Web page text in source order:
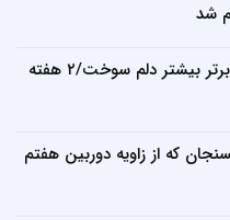
شد
بعد از برنامه شب گذشته فوتبال برتر بیشتر دلم سوخت/۲ هفته
که از زاویه دوربین هفتم